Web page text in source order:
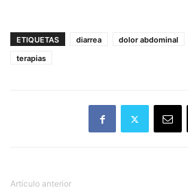
ETIQUETAS diarrea dolor abdominal
terapias
Artículo anterior